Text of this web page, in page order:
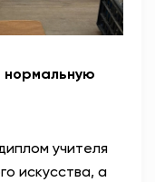
нормальную
учителя
искусства, а